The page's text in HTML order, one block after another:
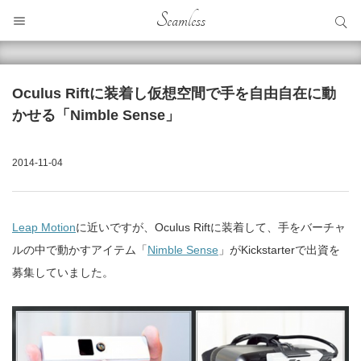
Seamless
Oculus Riftに装着し仮想空間で手を自由自在に動
かせる「Nimble Sense」
2014-11-04
Leap Motionに近いですが、Oculus Riftに装着して、手をバーチャ
ルの中で動かすアイテム「Nimble Sense 」がKickstarterで出資を
募集していました。
サイト内検索